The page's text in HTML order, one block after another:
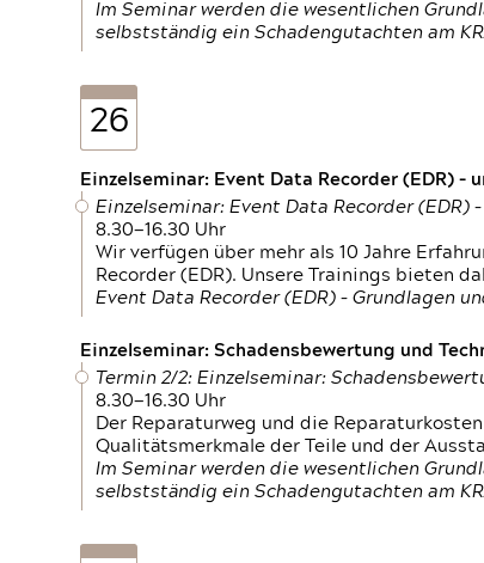
Im Seminar werden die wesentlichen
selbstständig ein Schadengutachten am
26
Einzelseminar: Event Data Recorder (EDR) –
Einzelseminar: Event Data Recorder (EDR)
8.30—16.30 Uhr
Wir verfügen über mehr als 10 Jahre
Recorder (EDR). Unsere Trainings bieten
Event Data Recorder (EDR) – Grundlagen
Einzelseminar: Schadensbewertung und
Termin 2/2: Einzelseminar:
8.30—16.30 Uhr
Der Reparaturweg und die
Qualitätsmerkmale der Teile und der
Im Seminar werden die wesentlichen
selbstständig ein Schadengutachten am